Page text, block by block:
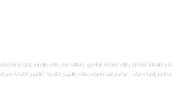
tatil kiralık villa tatil villam günlük kiralık villa günlük kiralık
kiralık yazlık kiralık yazlık villa islami tatil yerleri islami tatil tatil